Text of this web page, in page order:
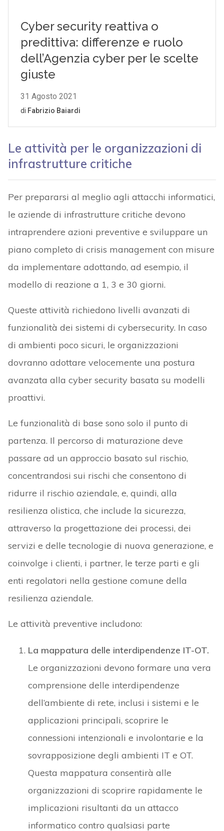
Le attività per le organizzazioni di
infrastrutture critiche
Per prepararsi al meglio agli attacchi informatici,
le aziende di infrastrutture critiche devono
intraprendere azioni preventive e sviluppare un
piano completo di crisis management con misure
da implementare adottando, ad esempio, il
modello di reazione a 1, 3 e 30 giorni.
Queste attività richiedono livelli avanzati di
funzionalità dei sistemi di cybersecurity. In caso
di ambienti poco sicuri, le organizzazioni
dovranno adottare velocemente una postura
avanzata alla cyber security basata su modelli
proattivi.
Le funzionalità di base sono solo il punto di
partenza. Il percorso di maturazione deve
passare ad un approccio basato sul rischio,
concentrandosi sui rischi che consentono di
ridurre il rischio aziendale, e, quindi, alla
resilienza olistica, che include la sicurezza,
attraverso la progettazione dei processi, dei
servizi e delle tecnologie di nuova generazione, e
coinvolge i clienti, i partner, le terze parti e gli
enti regolatori nella gestione comune della
resilienza aziendale.
Le attività preventive includono:
La mappatura delle interdipendenze IT-OT.
Le organizzazioni devono formare una vera
comprensione delle interdipendenze
dell’ambiente di rete, inclusi i sistemi e le
applicazioni principali, scoprire le
connessioni intenzionali e involontarie e la
sovrapposizione degli ambienti IT e OT.
Questa mappatura consentirà alle
organizzazioni di scoprire rapidamente le
implicazioni risultanti da un attacco
informatico contro qualsiasi parte